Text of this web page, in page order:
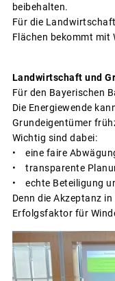
beibehalten.
Für die
Flächen bekommt mit
Landwirtschaft und
Für den Bayerischen
Die Energiewende
Grundeigentümer
Wichtig sind dabei:
• eine faire
• transparente
• echte Beteiligung
Denn die Akzeptanz
Erfolgsfaktor für